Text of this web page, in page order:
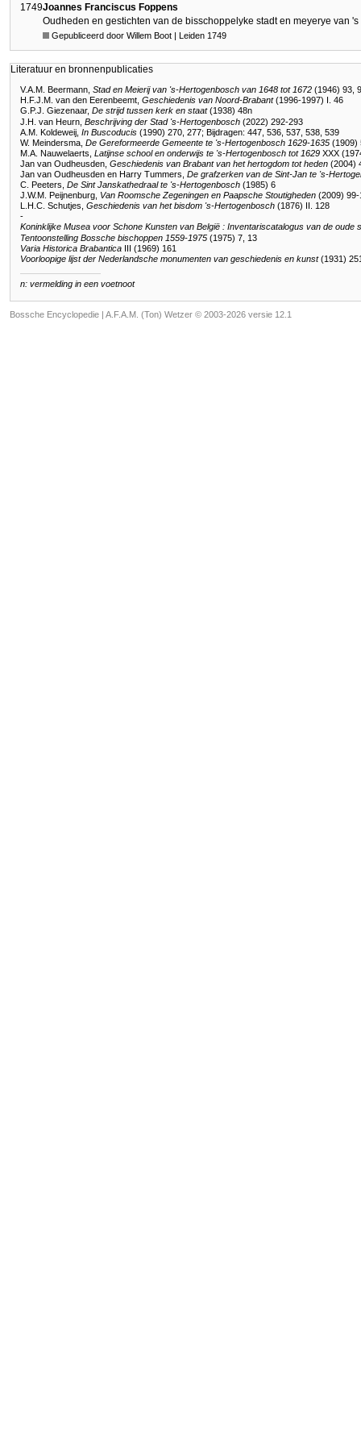
1749Joannes Franciscus Foppens
Oudheden en gestichten van de bisschoppelyke stadt en meyerye van
Gepubliceerd door Willem Boot | Leiden 1749
Literatuur en bronnenpublicaties
V.A.M. Beermann, Stad en Meierij van 's-Hertogenbosch van 1648 tot 1672 (1946) 93,
H.F.J.M. van den Eerenbeemt, Geschiedenis van Noord-Brabant(1996-1997) I. 46
G.P.J. Giezenaar, De strijd tussen kerk en staat(1938) 48n
J.H. van Heurn, Beschrijving der Stad 's-Hertogenbosch (2022) 292-293
A.M. Koldeweij, In Buscoducis (1990) 270, 277; Bijdragen: 447, 536, 537, 538, 539
W. Meindersma, De Gereformeerde Gemeente te 's-Hertogenbosch 1629-1635 (1909)
M.A. Nauwelaerts, Latijnse school en onderwijs te 's-Hertogenbosch tot 1629 XXX
Jan van Oudheusden, Geschiedenis van Brabant van het hertogdom tot heden (2004)
Jan van Oudheusden en Harry Tummers, De grafzerken van de Sint-Jan te 's-
C. Peeters, De Sint Janskathedraal te 's-Hertogenbosch (1985) 6
J.W.M. Peijnenburg, Van Roomsche Zegeningen en Paapsche Stoutigheden (2009) 99-
L.H.C. Schutjes, Geschiedenis van het bisdom 's-Hertogenbosch (1876) II. 128
-
Koninklijke Musea voor Schone Kunsten van België : Inventariscatalogus van de oude
Tentoonstelling Bossche bischoppen 1559-1975 (1975) 7, 13
Varia Historica Brabantica III (1969) 161
Voorloopige lijst der Nederlandsche monumenten van geschiedenis en kunst(1931)
n: vermelding in een voetnoot
Bossche Encyclopedie | A.F.A.M. (Ton) Wetzer © 2003-2026 versie 12.1